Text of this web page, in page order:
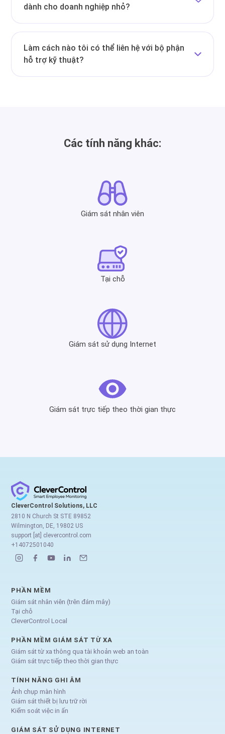
dành cho doanh nghiệp nhỏ?
Làm cách nào tôi có thể liên hệ với bộ phận
hỗ trợ kỹ thuật?
Các tính năng khác:
Giám sát nhân viên
Tại chỗ
Giám sát sử dụng Internet
Giám sát trực tiếp theo thời gian thực
CleverControl Solutions, LLC
2810 N Church St STE 89852
Wilmington, DE, 19802 US
support [at] clevercontrol.com
+14072501040
PHẦN MỀM
Giám sát nhân viên (trên đám mây)
Tại chỗ
CleverControl Local
PHẦN MỀM GIÁM SÁT TỪ XA
Giám sát từ xa thông qua tài khoản web an toàn
Giám sát trực tiếp theo thời gian thực
TÍNH NĂNG GHI ÂM
Ảnh chụp màn hình
Giám sát thiết bị lưu trữ rời
Kiểm soát việc in ấn
GIÁM SÁT SỬ DỤNG INTERNET